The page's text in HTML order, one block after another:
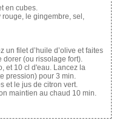
en cubes.
rouge, le gingembre, sel,
un filet d’huile d’olive et faites
dorer (ou rissolage fort).
et 10 cl d'eau. Lancez la
pression) pour 3 min.
et le jus de citron vert.
maintien au chaud 10 min.